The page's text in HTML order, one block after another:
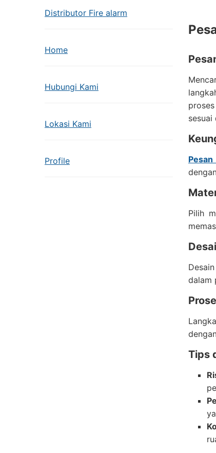
Distributor Fire alarm
Home
Hubungi Kami
Lokasi Kami
Profile
sesuai
Pilih
dalam
Tips